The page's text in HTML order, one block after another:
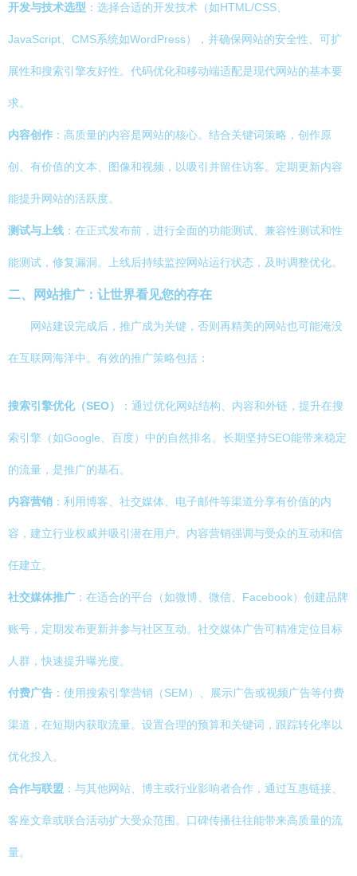
开发与技术选型 ：选择合适的开发技术（如HTML/CSS、
JavaScript、CMS系统如WordPress），并确保网站的安全性、可扩
展性和搜索引擎友好性。代码优化和移动端适配是现代网站的基本要
求。
内容创作 ：高质量的内容是网站的核心。结合关键词策略，创作原
创、有价值的文本、图像和视频，以吸引并留住访客。定期更新内容
能提升网站的活跃度。
测试与上线 ：在正式发布前，进行全面的功能测试、兼容性测试和性
能测试，修复漏洞。上线后持续监控网站运行状态，及时调整优化。
二、网站推广：让世界看见您的存在
网站建设完成后，推广成为关键，否则再精美的网站也可能淹没
在互联网海洋中。有效的推广策略包括：
搜索引擎优化（SEO） ：通过优化网站结构、内容和外链，提升在搜
索引擎（如Google、百度）中的自然排名。长期坚持SEO能带来稳定
的流量，是推广的基石。
内容营销 ：利用博客、社交媒体、电子邮件等渠道分享有价值的内
容，建立行业权威并吸引潜在用户。内容营销强调与受众的互动和信
任建立。
社交媒体推广 ：在适合的平台（如微博、微信、Facebook）创建品牌
账号，定期发布更新并参与社区互动。社交媒体广告可精准定位目标
人群，快速提升曝光度。
付费广告 ：使用搜索引擎营销（SEM）、展示广告或视频广告等付费
渠道，在短期内获取流量。设置合理的预算和关键词，跟踪转化率以
优化投入。
合作与联盟 ：与其他网站、博主或行业影响者合作，通过互惠链接、
客座文章或联合活动扩大受众范围。口碑传播往往能带来高质量的流
量。